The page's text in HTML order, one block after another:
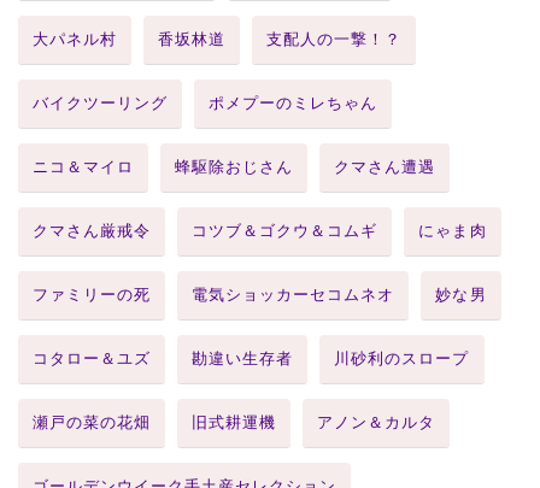
大パネル村 香坂林道 支配人の一撃！？
バイクツーリング ポメプーのミレちゃん
ニコ＆マイロ 蜂駆除おじさん クマさん遭遇
クマさん厳戒令 コツブ＆ゴクウ＆コムギ にゃま肉
ファミリーの死 電気ショッカーセコムネオ 妙な男
コタロー＆ユズ 勘違い生存者 川砂利のスロープ
瀬戸の菜の花畑 旧式耕運機 アノン＆カルタ